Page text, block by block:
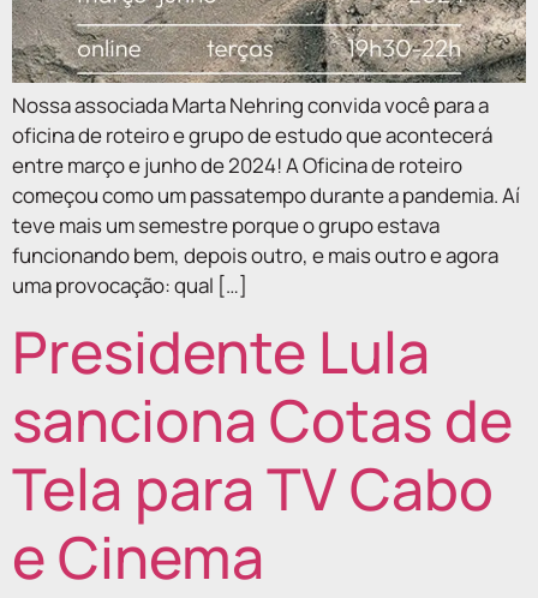
Nossa associada Marta Nehring convida você para a
oficina de roteiro e grupo de estudo que acontecerá
entre março e junho de 2024! A Oficina de roteiro
começou como um passatempo durante a pandemia. Aí
teve mais um semestre porque o grupo estava
funcionando bem, depois outro, e mais outro e agora
uma provocação: qual […]
Presidente Lula
sanciona Cotas de
Tela para TV Cabo
e Cinema